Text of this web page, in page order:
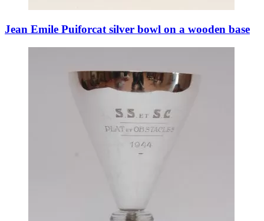
Jean Emile Puiforcat silver bowl on a wooden base